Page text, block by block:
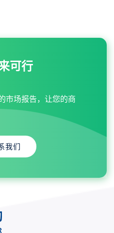
可行
市场报告，让您的商
我们